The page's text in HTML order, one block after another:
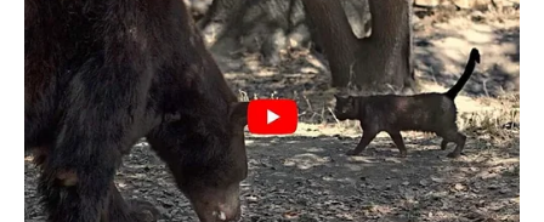
14:14 / 06 Avqust 2026 SİYASƏT
Elman Abdullayev geri çağırıldı -
SƏRƏNCAM